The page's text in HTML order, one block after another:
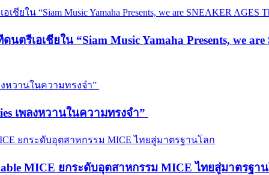
รีเอเชียใน “Siam Music Yamaha Presents, we
เพลงหวานในความทรงจำ”
MICE ยกระดับอุตสาหกรรม MICE ไทยสู่มาตรฐา